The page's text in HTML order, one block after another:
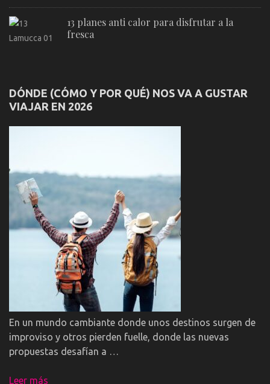
13 planes anti calor para disfrutar a la
fresca
DÓNDE (CÓMO Y POR QUÉ) NOS VA A GUSTAR
VIAJAR EN 2026
En un mundo cambiante donde unos destinos surgen de
improviso y otros pierden fuelle, donde las nuevas
propuestas desafían a …
Leer más